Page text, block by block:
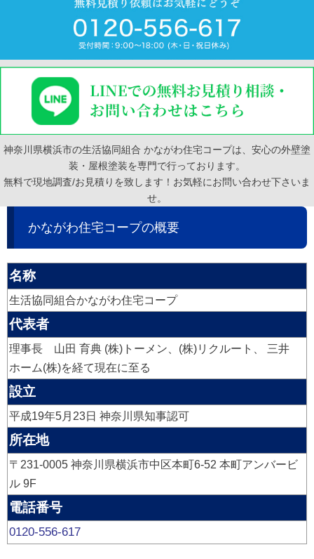
神奈川県横浜市の生活協同組合 かながわ住宅コープは、安心の外壁塗
装・屋根塗装を専門で行っております。
無料で現地調査/お見積りを致します！お気軽にお問い合わせ下さいま
せ。
かながわ住宅コープの概要
名称
生活協同組合かながわ住宅コープ
代表者
理事長 山田 育典 (株)トーメン、(株)リクルート、 三井
ホーム(株)を経て現在に至る
設立
平成19年5月23日 神奈川県知事認可
所在地
〒231-0005 神奈川県横浜市中区本町6-52 本町アンバービ
ル 9F
電話番号
0120-556-617